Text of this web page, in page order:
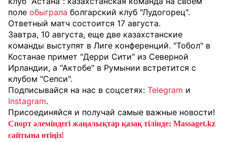
поле обыграла болгарский клуб "Лудогорец".
Ответный матч состоится 17 августа.
Завтра, 10 августа, еще две казахстанские
команды выступят в Лиге конференций. "Тобол" в
Костанае примет "Дерри Сити" из Северной
Ирландии, а "Актобе" в Румынии встретится с
клубом "Сепси".
Подписывайся на нас в соцсетях: Telegram и
Instagram.
Присоединяйся и получай самые важные новости!
Спорт әлеміндегі жаңалықтар қазақ тілінде: Massaget.kz
сайтына өтіңіз!